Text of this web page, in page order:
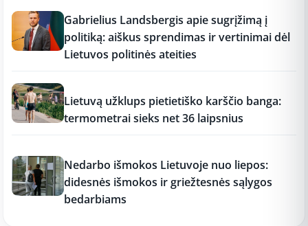
Gabrielius Landsbergis apie sugrįžimą į
politiką: aiškus sprendimas ir vertinimai dėl
Lietuvos politinės ateities
Lietuvą užklups pietietiško karščio banga:
termometrai sieks net 36 laipsnius
Nedarbo išmokos Lietuvoje nuo liepos:
didesnės išmokos ir griežtesnės sąlygos
bedarbiams